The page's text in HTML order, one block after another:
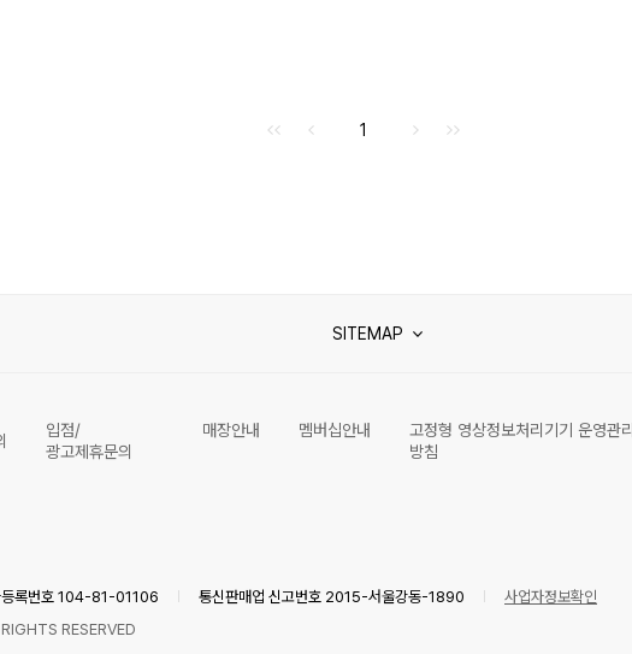
이전으로
1다음으로
SITEMAP
입점/
광고제휴문의
매장안내 멤버십안내
고정형 영상정보처리기기 운영관리
방침
등록번호 104-81-01106 통신판매업 신고번호 2015-서울강동-1890 사업자정보확인
RESERVED